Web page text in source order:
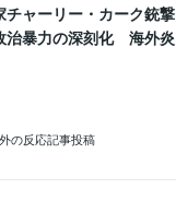
チャーリー・カーク銃撃
治暴力の深刻化 海外炎
の反応記事投稿